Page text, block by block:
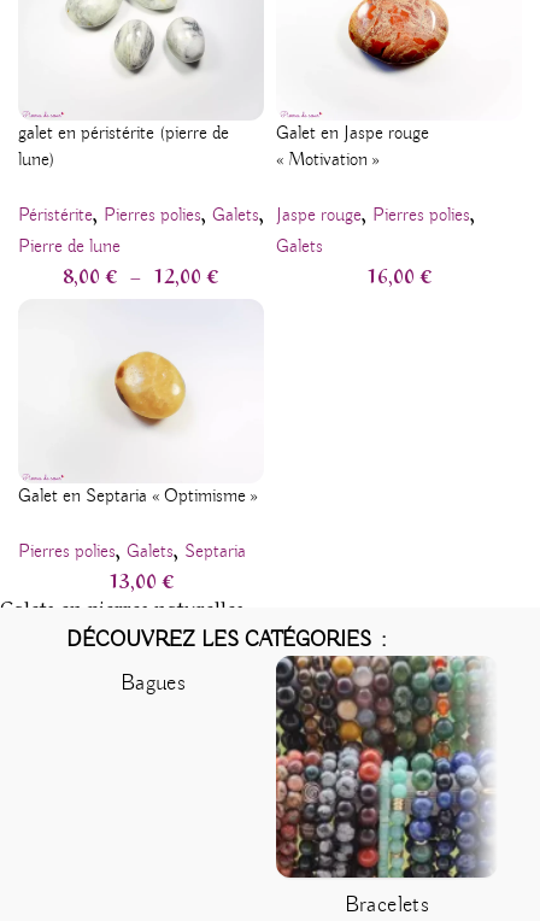
galet en péristérite (pierre de
lune)
Péristérite Pierres polies Galets
Pierre de lune
8,00€ – 12,00€
Galet en Jaspe rouge
« Motivation »
Jaspe rouge Pierres polies
Galets
16,00€
Galet en Septaria « Optimisme »
Pierres polies Galets Septaria
13,00€
Galets en pierres naturelles.
DÉCOUVREZ LES CATÉGORIES :
Bagues
Bracelets